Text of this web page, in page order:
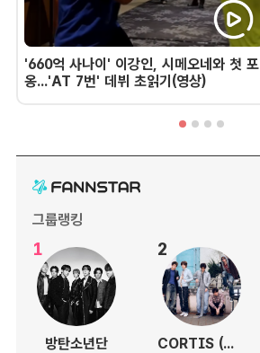
'660억 사나이' 이강인, 시메오네와 첫 포
옹...'AT 7번' 데뷔 초읽기(영상)
그룹랭킹
1
방탄소년단
2
CORTIS (코르티스)